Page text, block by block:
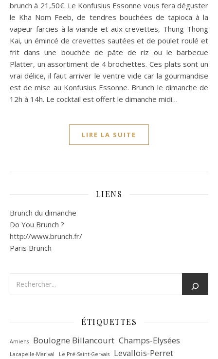
brunch à 21,50€. Le Konfusius Essonne vous fera déguster
le Kha Nom Feeb, de tendres bouchées de tapioca à la
vapeur farcies à la viande et aux crevettes, Thung Thong
Kai, un émincé de crevettes sautées et de poulet roulé et
frit dans une bouchée de pâte de riz ou le barbecue
Platter, un assortiment de 4 brochettes. Ces plats sont un
vrai délice, il faut arriver le ventre vide car la gourmandise
est de mise au Konfusius Essonne. Brunch le dimanche de
12h à 14h. Le cocktail est offert le dimanche midi…
LIRE LA SUITE
LIENS
Brunch du dimanche
Do You Brunch ?
http://www.brunch.fr/
Paris Brunch
ÉTIQUETTES
Amiens Boulogne Billancourt Champs-Elysées
Lacapelle-Marival Le Pré-Saint-Gervais Levallois-Perret